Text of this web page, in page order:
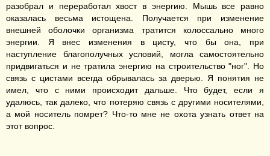
разобрал и переработал хвост в энергию. Мышь все равно
оказалась весьма истощена. Получается при изменение
внешней оболочки организма тратится колоссально много
энергии. Я внес изменения в цисту, что бы она, при
наступление благополучных условий, могла самостоятельно
придвигаться и не тратила энергию на строительство "ног". Но
связь с цистами всегда обрывалась за дверью. Я понятия не
имел, что с ними происходит дальше. Что будет, если я
удалюсь, так далеко, что потеряю связь с другими носителями,
а мой носитель помрет? Что-то мне не охота узнать ответ на
этот вопрос.